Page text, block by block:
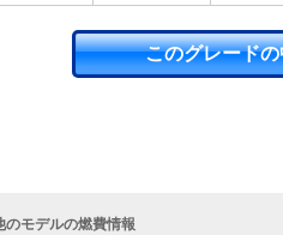
このグレード
モデルの燃費情報